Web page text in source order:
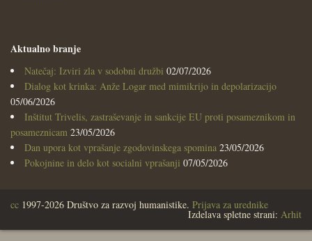
Aktualno branje
Natečaj: Izviri zla v sodobni družbi 02/07/2026
Dialog kot krinka: Anže Logar med mimikrijo in depolarizacijo
05/06/2026
Inštitut Trivelis, zastraševanje in sankcije EU proti posameznikom in
posameznicam 23/05/2026
Dan upora kot vprašanje zgodovinskega spomina 23/05/2026
Pokojnine in delo kot socialni vprašanji 07/05/2026
cc 1997-2026 Društvo za razvoj humanistike. Prijava za urednike
Izdelava spletne strani: Arhit